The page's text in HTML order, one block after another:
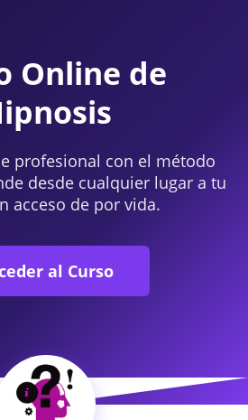
Online de
profesional con el método
desde cualquier lugar a tu
acceso de por vida.
al Curso